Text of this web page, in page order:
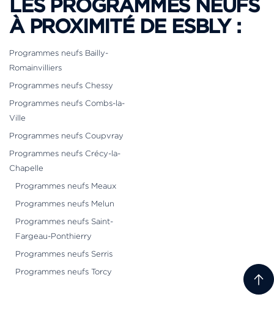
LES PROGRAMMES NEUFS
À PROXIMITÉ DE ESBLY :
Programmes neufs Bailly-
Romainvilliers
Programmes neufs Chessy
Programmes neufs Combs-la-
Ville
Programmes neufs Coupvray
Programmes neufs Crécy-la-
Chapelle
Programmes neufs Meaux
Programmes neufs Melun
Programmes neufs Saint-
Fargeau-Ponthierry
Programmes neufs Serris
Programmes neufs Torcy